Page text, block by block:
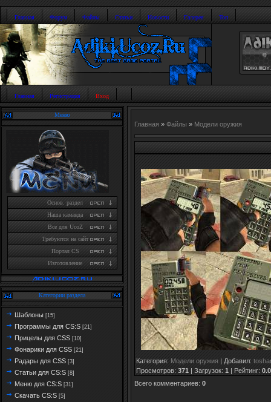
Главная Форум Файлы Статьи Новости Галерея Топ
Главная Регистрация Вход
Меню
Основ. раздел
Наша каманда
Все для UcoZ
Требуются на сайт
Портал CS
Изготовление
Категории раздела
Шаблоны [15]
Программы для CS:S [21]
Прицелы для CSS [10]
Фонарики для CSS [21]
Радары для CSS [3]
Статьи для CS:S [8]
Меню для CS:S [31]
Скачать CS:S [5]
Главная » Файлы » Модели оружия
Категория: Модели оружия | Добавил:
Просмотров: 371 | Загрузок: 1 | Рейтинг: 0.0
Всего комментариев: 0